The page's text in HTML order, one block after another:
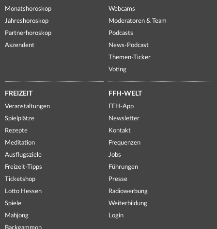
Monatshoroskop
Jahreshoroskop
Partnerhoroskop
Aszendent
Webcams
Moderatoren & Team
Podcasts
News-Podcast
Themen-Ticker
Voting
FREIZEIT
Veranstaltungen
Spielplätze
Rezepte
Meditation
Ausflugsziele
Freizeit-Tipps
Ticketshop
Lotto Hessen
Spiele
Mahjong
FFH-WELT
FFH-App
Newsletter
Kontakt
Frequenzen
Jobs
Führungen
Presse
Radiowerbung
Weiterbildung
Login